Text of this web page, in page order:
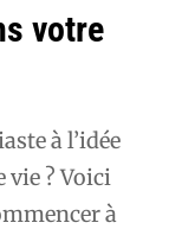
votre
à l’idée
vie ? Voici
à